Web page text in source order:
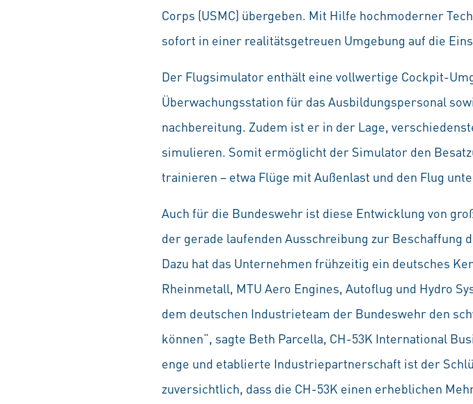
Corps (USMC) übergeben. Mit Hilfe hochmoderner
sofort in einer realitätsgetreuen Umgebung auf die
Der Flugsimulator enthält eine vollwertige Cockpit-
Überwachungsstation für das Ausbildungspersonal
nachbereitung. Zudem ist er in der Lage,
simulieren. Somit ermöglicht der Simulator den
trainieren – etwa Flüge mit Außenlast und den Flug
Auch für die Bundeswehr ist diese Entwicklung von
der gerade laufenden Ausschreibung zur Beschaffung
Dazu hat das Unternehmen frühzeitig ein deutsches
Rheinmetall, MTU Aero Engines, Autoflug und Hydro
dem deutschen Industrieteam der Bundeswehr den
können“, sagte Beth Parcella, CH-53K International
enge und etablierte Industriepartnerschaft ist der
zuversichtlich, dass die CH-53K einen erheblichen